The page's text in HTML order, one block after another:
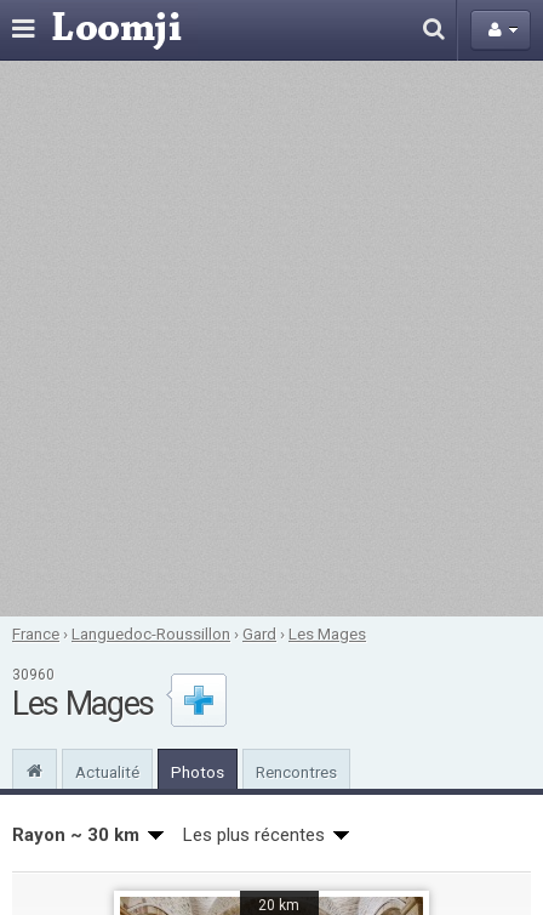
France ›Languedoc-Roussillon ›Gard ›Les Mages
30960
Les Mages
Actualité Photos Rencontres
Rayon ~ 30 km Les plus récentes
20 km